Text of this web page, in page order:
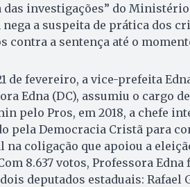
das investigações” do
a suspeita de prática dos
contra a sentença até o
de fevereiro, a vice-prefeita
Edna (DC), assumiu o cargo
pelo Pros, em 2018, a chefe
pela Democracia Cristã para
na coligação que apoiou a
8.637 votos, Professora
deputados estaduais: Rafael